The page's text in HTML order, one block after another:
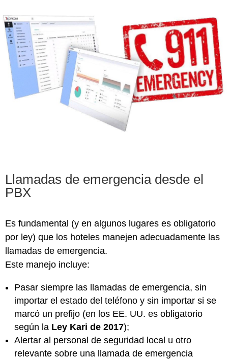
Llamadas de emergencia desde el
PBX
Es fundamental (y en algunos lugares es obligatorio
por ley) que los hoteles manejen adecuadamente las
llamadas de emergencia.
Este manejo incluye:
Pasar siempre las llamadas de emergencia, sin
importar el estado del teléfono y sin importar si se
marcó un prefijo (en los EE. UU. es obligatorio
según la Ley Kari de 2017);
Alertar al personal de seguridad local u otro
relevante sobre una llamada de emergencia